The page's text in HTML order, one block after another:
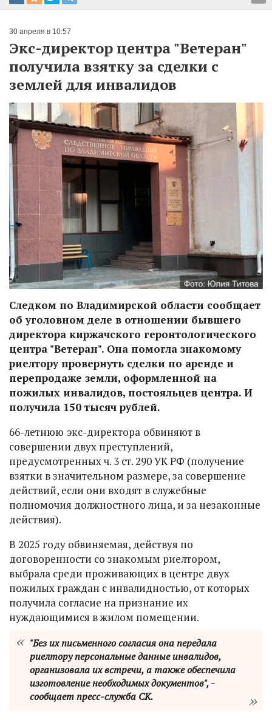
30 апреля в 10:57
Экс-директор центра "Ветеран"
получила взятку за сделки с
землей для инвалидов
Следком по Владимирской области сообщает
об уголовном деле в отношении бывшего
директора киржачского геронтологического
центра "Ветеран". Она помогла знакомому
риелтору провернуть сделки по аренде и
перепродаже земли, оформленной на
пожилых инвалидов, постояльцев центра. И
получила 150 тысяч рублей.
66-летнюю экс-директора обвиняют в
совершении двух преступлений,
предусмотренных ч. 3 ст. 290 УК РФ (получение
взятки в значительном размере, за совершение
действий, если они входят в служебные
полномочия должностного лица, и за незаконные
действия).
В 2025 году обвиняемая, действуя по
договоренности со знакомым риелтором,
выбрала среди проживающих в центре двух
пожилых граждан с инвалидностью, от которых
получила согласие на признание их
нуждающимися в жилом помещении.
"Без их письменного согласия она передала
риелтору персональные данные инвалидов,
организовала их встречи, а также обеспечила
изготовление необходимых документов", -
сообщает пресс-служба СК.